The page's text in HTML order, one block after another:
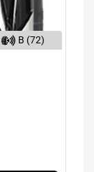
B (72)